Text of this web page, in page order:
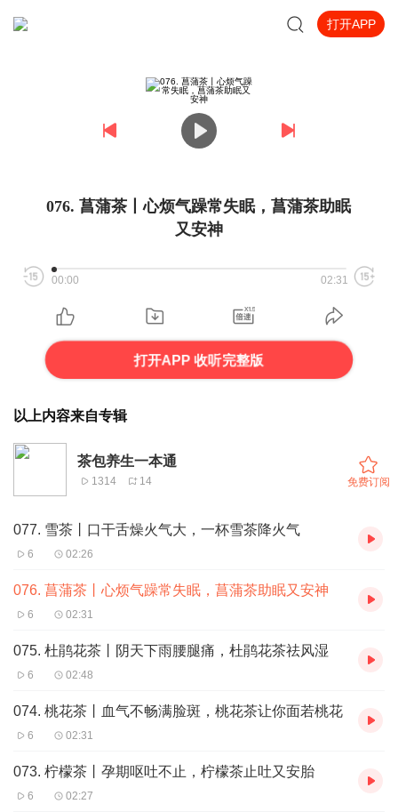
打开APP
076. 菖蒲茶丨心烦气躁常失眠，菖蒲茶助眠
又安神
00:00 02:31
打开APP 收听完整版
以上内容来自专辑
茶包养生一本通
1314 14 免费订阅
077. 雪茶丨口干舌燥火气大，一杯雪茶降火气
6 02:26
076. 菖蒲茶丨心烦气躁常失眠，菖蒲茶助眠又安神
6 02:31
075. 杜鹃花茶丨阴天下雨腰腿痛，杜鹃花茶祛风湿
6 02:48
074. 桃花茶丨血气不畅满脸斑，桃花茶让你面若桃花
6 02:31
073. 柠檬茶丨孕期呕吐不止，柠檬茶止吐又安胎
6 02:27